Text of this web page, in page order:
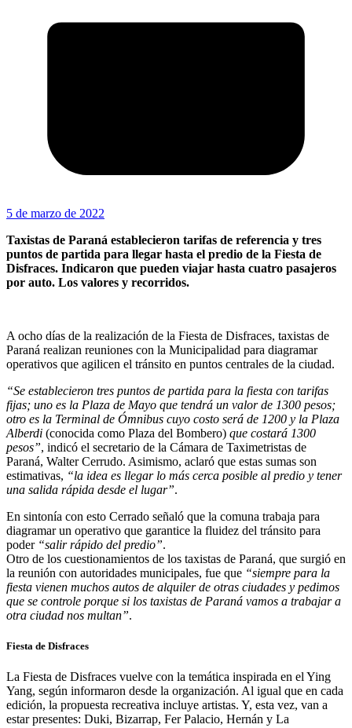
5 de marzo de 2022
Taxistas de Paraná establecieron tarifas de referencia y tres
puntos de partida para llegar hasta el predio de la Fiesta de
Disfraces. Indicaron que pueden viajar hasta cuatro pasajeros
por auto. Los valores y recorridos.
A ocho días de la realización de la Fiesta de Disfraces, taxistas de
Paraná realizan reuniones con la Municipalidad para diagramar
operativos que agilicen el tránsito en puntos centrales de la ciudad.
“Se establecieron tres puntos de partida para la fiesta con tarifas
fijas; uno es la Plaza de Mayo que tendrá un valor de 1300 pesos;
otro es la Terminal de Ómnibus cuyo costo será de 1200 y la Plaza
Alberdi (conocida como Plaza del Bombero) que costará 1300
pesos”, indicó el secretario de la Cámara de Taximetristas de
Paraná, Walter Cerrudo. Asimismo, aclaró que estas sumas son
estimativas, “la idea es llegar lo más cerca posible al predio y tener
una salida rápida desde el lugar”.
En sintonía con esto Cerrado señaló que la comuna trabaja para
diagramar un operativo que garantice la fluidez del tránsito para
poder“salir rápido del predio”.
Otro de los cuestionamientos de los taxistas de Paraná, que surgió en
la reunión con autoridades municipales, fue que “siempre para la
fiesta vienen muchos autos de alquiler de otras ciudades y pedimos
que se controle porque si los taxistas de Paraná vamos a trabajar a
otra ciudad nos multan”.
Fiesta de Disfraces
La Fiesta de Disfraces vuelve con la temática inspirada en el Ying
Yang, según informaron desde la organización. Al igual que en cada
edición, la propuesta recreativa incluye artistas. Y, esta vez, van a
estar presentes: Duki, Bizarrap, Fer Palacio, Hernán y La